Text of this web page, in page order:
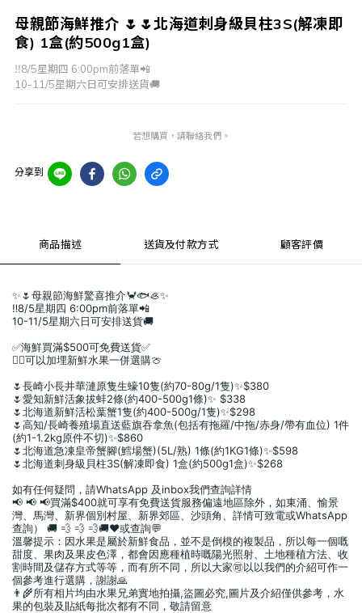
母親節海鮮推介 🌷🌷北海道刺身級貝柱3S(解凍即
食) 1盒(約500g1盒)
‼️8/5星期四 6:00pm前落單📲
10-11/5星期六日可安排送貨🚚
若想購買，請聯絡我們。
分享到
商品描述 送貨及付款方式 顧客評價
✨🌷母親節海鮮驚喜推介🦀🐟🦪✨
‼️8/5星期四 6:00pm前落單📲
10-11/5星期六日可安排送貨🚚
✅海鮮買滿$500可免費送貨✅
💁‍♀可以加埋新鮮水果一併選購🍈
🌷長崎小長井華漣原隻生蠔10隻(約70-80g/1隻)✨$380
🌷愛知新鮮活象拔蚌2條(約400-500g1條)✨ $338
🌷北海道新鮮活松葉蟹1隻(約400-500g/1隻)✨$298
🌷高知/長崎養殖場直送藍旗吞拿魚(包括有拖羅/中拖/赤身/帶有血位) 1件
(約1-1.2kg原件不切)✨$860
🌷北海道急凍皇帝蟹腳(鱈場蟹)(5L/熟) 1條(約1KG1條)✨$598
🌷北海道刺身級貝柱3S(解凍即食) 1盒(約500g1盒)✨$268
如有任何疑問，請WhatsApp 及inbox我們查詢詳情
📢 📢 📢買滿$400就可享有免費送貨服務偏遠地區除外，如東涌、愉景
灣、馬灣、新界個別村屋、新界郊區、沙頭角、詳情可致電或WhatsApp
查詢） 🚚 💨 💨 💨🚚❤️或查詢💬
溫馨提示：因水果是屬於新鮮食品，並不是倒模的複製品，所以每一個嘅
甜度、果肉及果皮色澤，都會因應種植時嘅陽光照射、土地種植方法、收
割時間及儲存方式等等，而有所不同，所以大家🉑️以以我們的介紹可作一
個參考進行選購，謝謝🙏
👨‍🌾所有相片均由水果兄弟實地拍攝,盜圖必究,圖片及介紹僅供參考，水
果的包裝及貼紙每批次都有不同，敬請留意